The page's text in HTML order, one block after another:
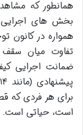
همانطور که
بخش های
همواره در کانون
تفاوت میان
برای هر فردی که
است، حیاتی است.